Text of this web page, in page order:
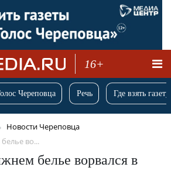
16+
Череповца Речь Где взять
Новости Череповца
во...
белье ворвался в